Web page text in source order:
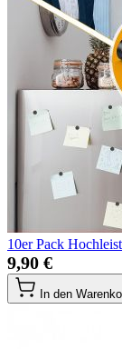
10er Pack
9,90 €
In den